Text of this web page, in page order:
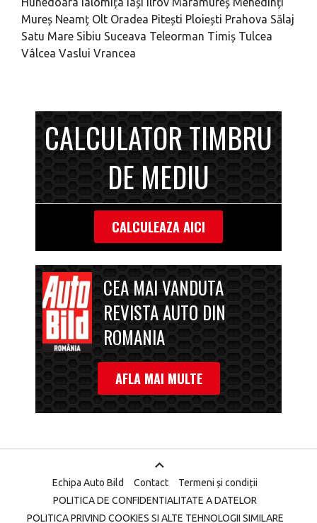
Mureș Neamț Olt Oradea Pitești Ploiești Prahova Sălaj
Satu Mare Sibiu Suceava Teleorman Timiș Tulcea
Vâlcea Vaslui Vrancea
CALCULATOR TIMBRU
DE MEDIU
CALCULEAZA AICI
CEA MAI VANDUTA
REVISTA AUTO DIN
ROMANIA
AFLA MAI MULTE
Echipa Auto Bild Contact
Termeni și condiții
POLITICA DE CONFIDENTIALITATE A DATELOR
POLITICA PRIVIND COOKIES SI ALTE TEHNOLOGII SIMILARE